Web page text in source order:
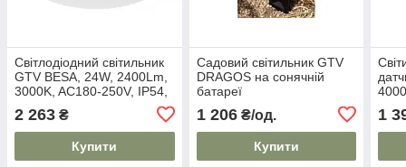
Світлодіодний світильник
GTV BESA, 24W, 2400Lm,
3000K, AC180-250V, IP54,
димер, білий
2 263 ₴
Купити
Садовий світильник GTV
DRAGOS на сонячній
батареї
1 206₴/од.
Купити
1